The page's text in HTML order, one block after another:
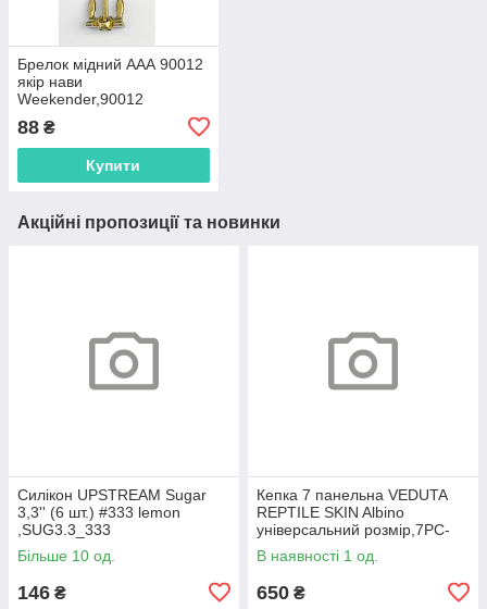
Брелок мідний ААА 90012
якір нави
Weekender,90012
88 ₴
Купити
Акційні пропозиції та новинки
Силікон UPSTREAM Sugar
3,3'' (6 шт.) #333 lemon
,SUG3.3_333
Більше 10 од.
146 ₴
Кепка 7 панельна VEDUTA
REPTILE SKIN Albino
універсальний розмір,7PC-
UV-RSA
В наявності 1 од.
650 ₴